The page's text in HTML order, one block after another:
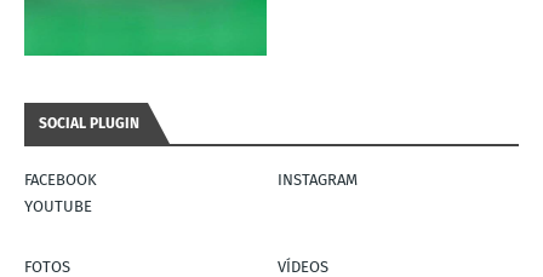
SOCIAL PLUGIN
FACEBOOK
INSTAGRAM
YOUTUBE
FOTOS
VÍDEOS